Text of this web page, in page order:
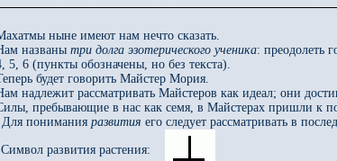
ныне имеют нам нечто сказать.
названы три долга эзотерического ученика: преодолеть
5, 6 (пункты обозначены, но без текста).
будет говорить Майстер Мория.
надлежит рассматривать Майстеров как идеал; они
пребывающие в нас как семя, в Майстерах пришли к
Для понимания развития его следует рассматривать в
Символ развития растения: